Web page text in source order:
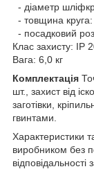
- діаметр
- товщина
- посадковий
Клас захисту: IP
Вага: 6,0 кг
Комплектація
шт., захист від
заготівки,
гвинтами.
Характеристики
виробником без